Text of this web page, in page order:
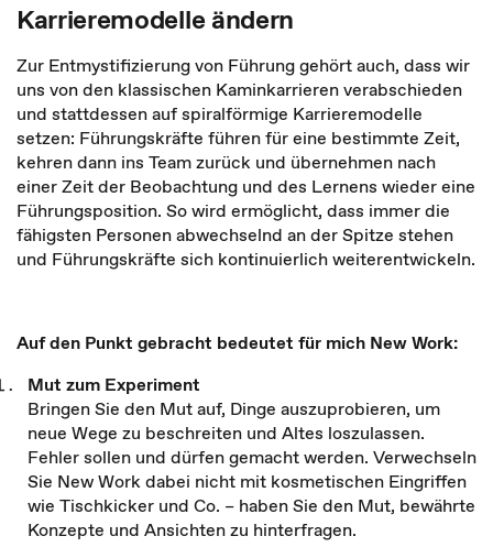
Karrieremodelle ändern
Zur Entmystifizierung von Führung gehört auch, dass wir
uns von den klassischen Kaminkarrieren verabschieden
und stattdessen auf spiralförmige Karrieremodelle
setzen: Führungskräfte führen für eine bestimmte Zeit,
kehren dann ins Team zurück und übernehmen nach
einer Zeit der Beobachtung und des Lernens wieder eine
Führungsposition. So wird ermöglicht, dass immer die
fähigsten Personen abwechselnd an der Spitze stehen
und Führungskräfte sich kontinuierlich weiterentwickeln.
Auf den Punkt gebracht bedeutet für mich New Work:
Mut zum Experiment
Bringen Sie den Mut auf, Dinge auszuprobieren, um
neue Wege zu beschreiten und Altes loszulassen.
Fehler sollen und dürfen gemacht werden. Verwechseln
Sie New Work dabei nicht mit kosmetischen Eingriffen
wie Tischkicker und Co. – haben Sie den Mut, bewährte
Konzepte und Ansichten zu hinterfragen.